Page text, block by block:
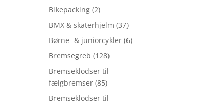
Bikepacking (2)
BMX & skaterhjelm (37)
Børne- & juniorcykler (6)
Bremsegreb (128)
Bremseklodser til
fælgbremser (85)
Bremseklodser til